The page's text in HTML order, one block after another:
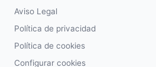
Aviso Legal
Política de privacidad
Política de cookies
Configurar cookies